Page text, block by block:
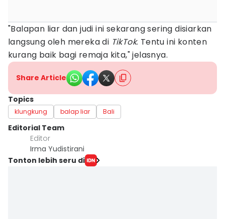
"Balapan liar dan judi ini sekarang sering disiarkan
langsung oleh mereka di TikTok. Tentu ini konten
kurang baik bagi remaja kita," jelasnya.
Share Article
Topics
klungkung balap liar Bali
Editorial Team
Editor
Irma Yudistirani
Tonton lebih seru di